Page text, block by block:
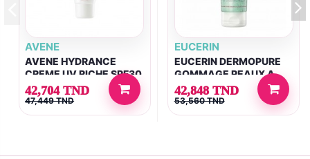
AVENE
AVENE HYDRANCE
CREME UV RICHE SPF30
40ML
42,704 TND
47,449 TND
EUCERIN
EUCERIN DERMOPURE
GOMMAGE PEAUX A
IMPERFECTIONS 100ML
42,848 TND
53,560 TND